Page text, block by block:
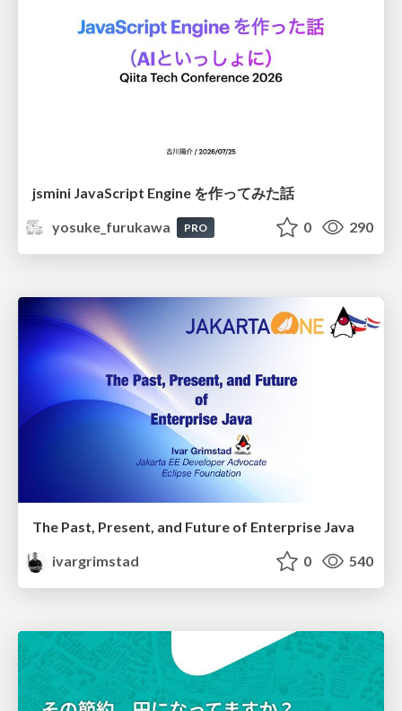
jsmini JavaScript Engine を作ってみた話
yosuke_furukawa
PRO 0 290
The Past, Present, and Future of Enterprise Java
ivargrimstad
0 540